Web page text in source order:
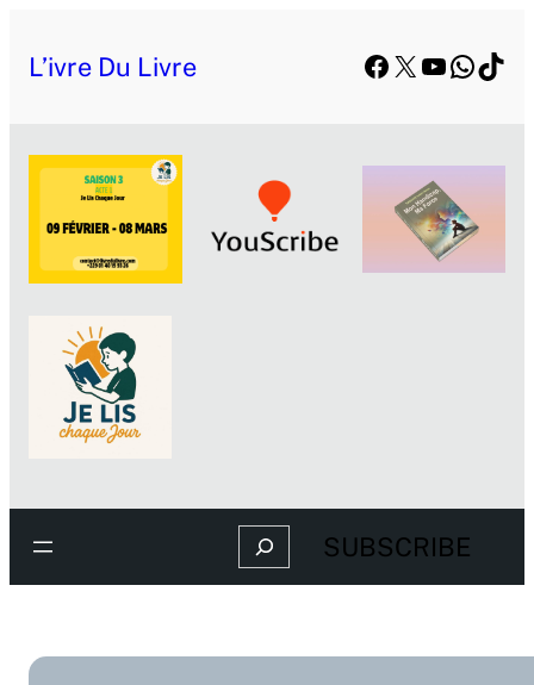
L’ivre Du Livre Facebook
X YouTube
Search SUBSCRIBE